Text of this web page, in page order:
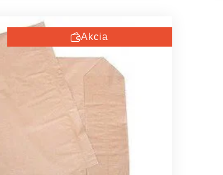
Akcia